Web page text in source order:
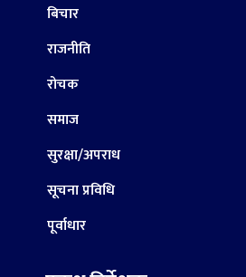
बिचार
राजनीति
रोचक
समाज
सुरक्षा/अपराध
सूचना प्रविधि
पूर्वाधार